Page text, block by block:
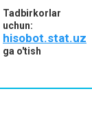
Tadbirkorlar
uchun:
hisobot.stat.uz
ga o'tish